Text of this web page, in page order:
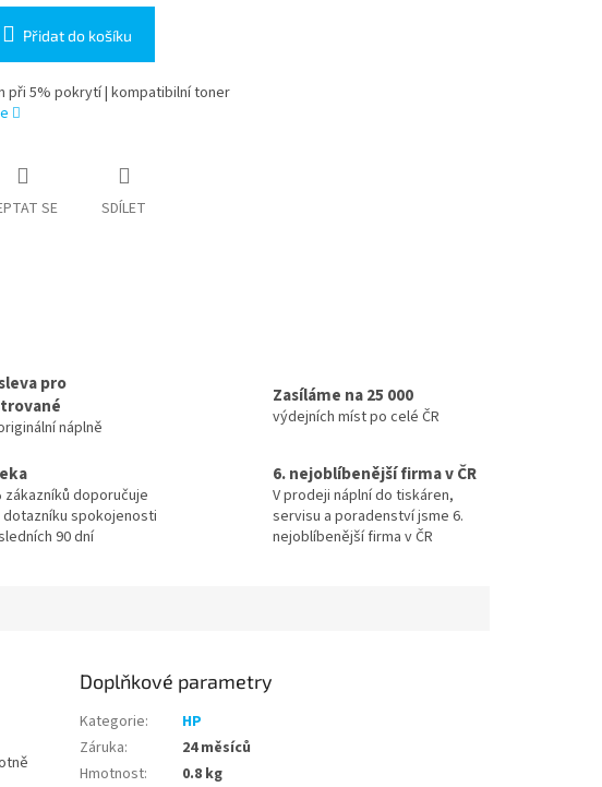
Přidat do košíku
při 5% pokrytí | kompatibilní toner
SE SDÍLET
pro
náplně
Zasíláme na 25 000
výdejních míst po celé ČR
zákazníků doporučuje
spokojenosti
90 dní
6. nejoblíbenější firma v ČR
V prodeji náplní do tiskáren,
servisu a poradenství jsme 6.
nejoblíbenější firma v ČR
Doplňkové parametry
Kategorie:
HP
Záruka:
24 měsíců
Hmotnost:
0.8 kg